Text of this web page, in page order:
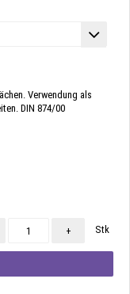
Verwendung als
DIN 874/00
+ Stk